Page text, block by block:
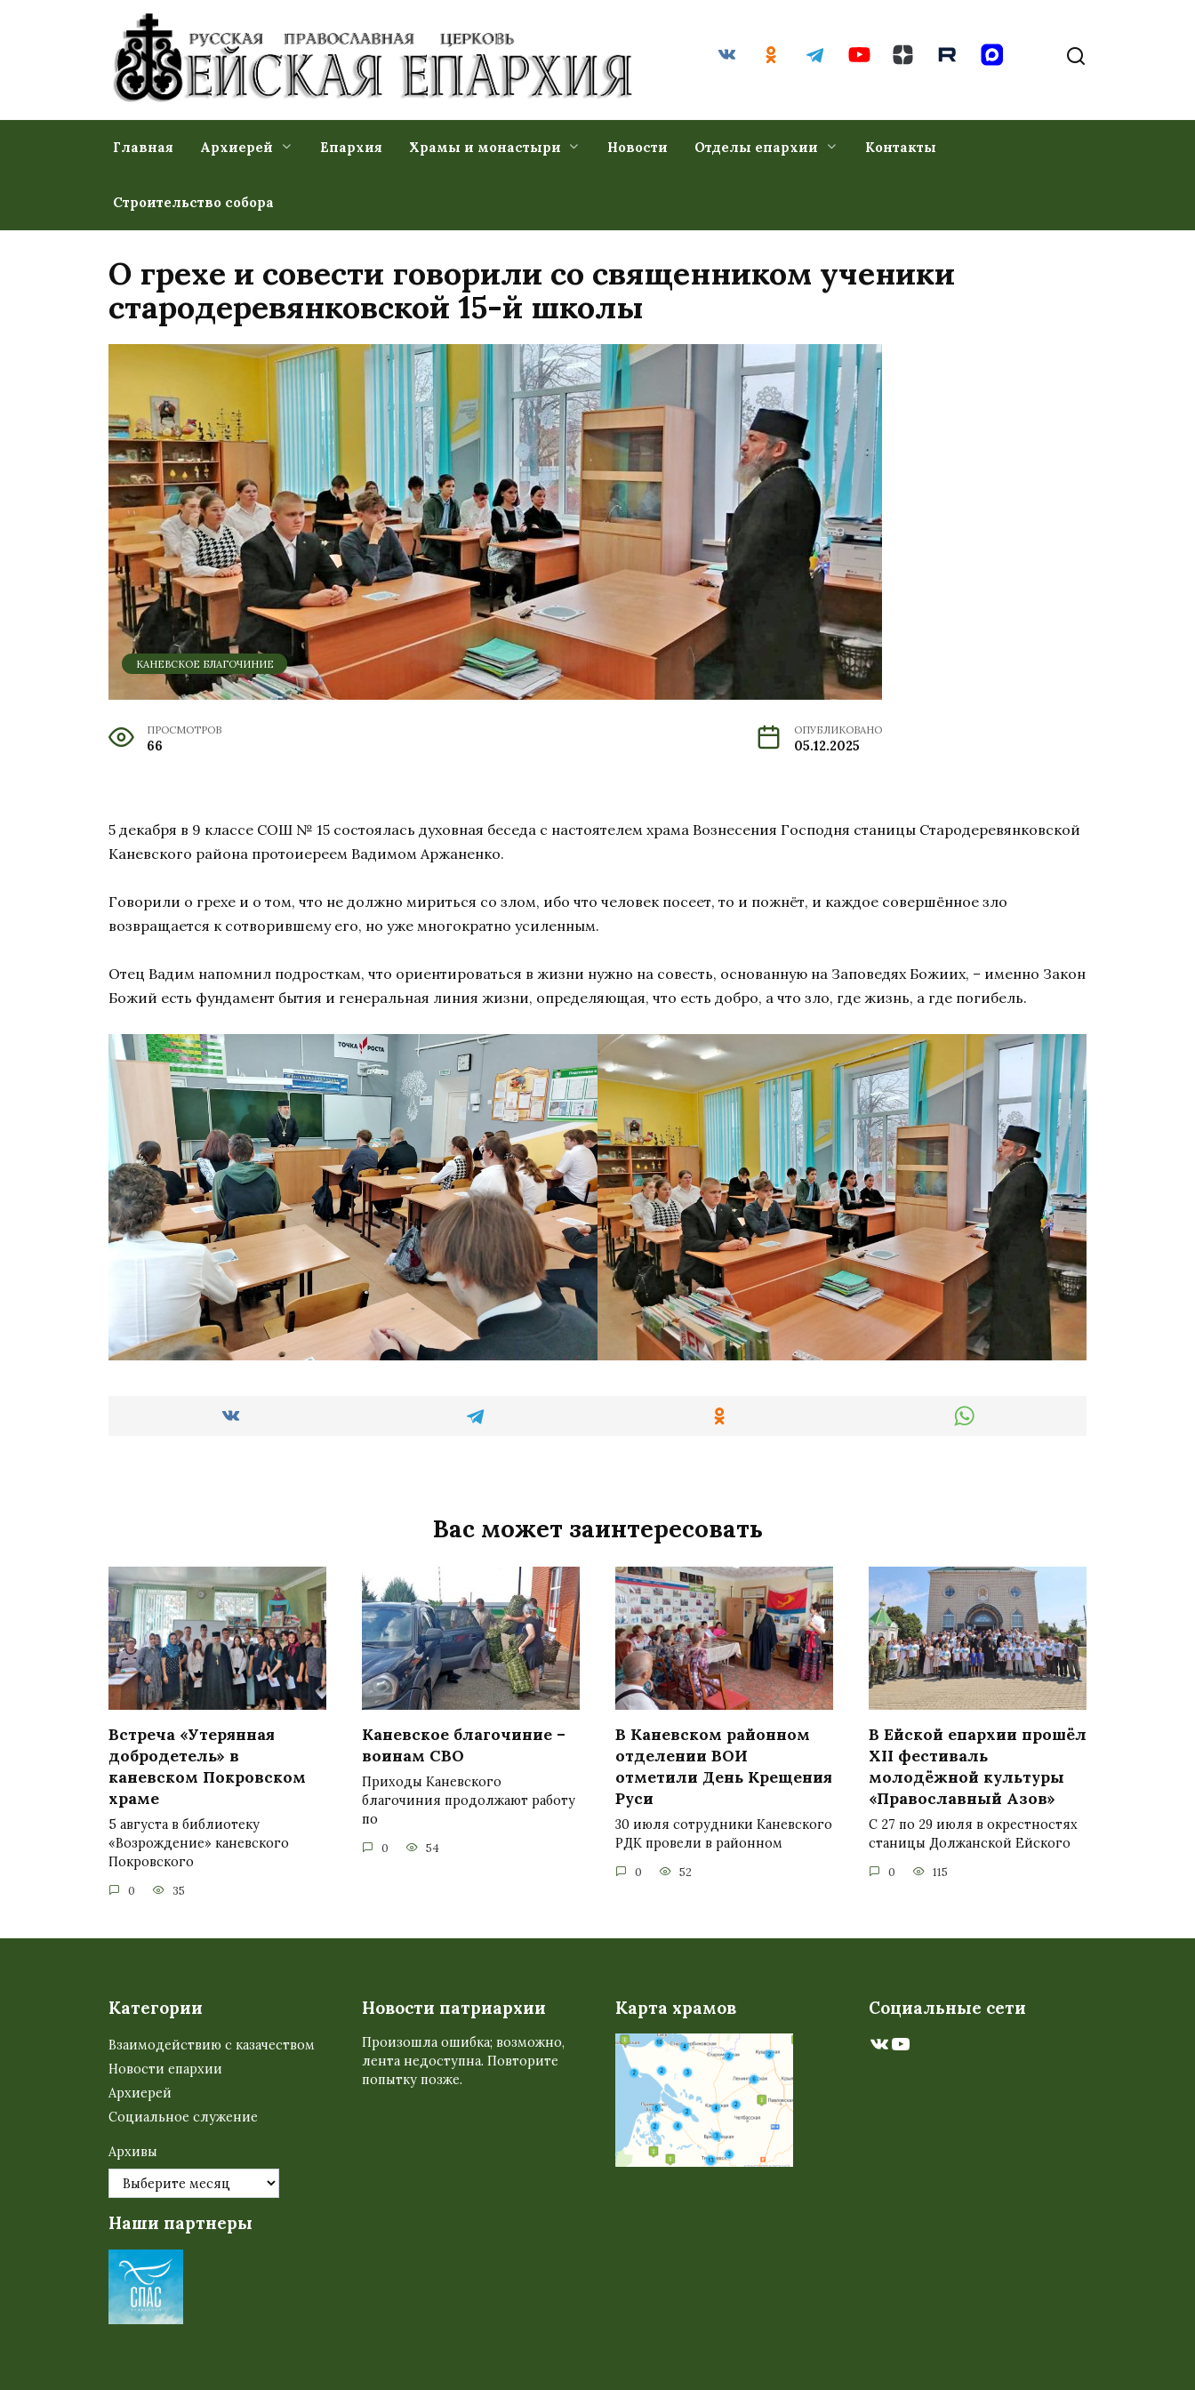
Главная Архиерей Епархия Храмы и монастыри Новости Отделы епархии Контакты
Строительство собора
О грехе и совести говорили со священником ученики
стародеревянковской 15-й школы
КАНЕВСКОЕ БЛАГОЧИНИЕ
ПРОСМОТРОВ
66
ОПУБЛИКОВАНО
05.12.2025
5 декабря в 9 классе СОШ № 15 состоялась духовная беседа с настоятелем храма Вознесения Господня станицы Стародеревянковской
Каневского района протоиереем Вадимом Аржаненко.
Говорили о грехе и о том, что не должно мириться со злом, ибо что человек посеет, то и пожнёт, и каждое совершённое зло
возвращается к сотворившему его, но уже многократно усиленным.
Отец Вадим напомнил подросткам, что ориентироваться в жизни нужно на совесть, основанную на Заповедях Божиих, – именно Закон
Божий есть фундамент бытия и генеральная линия жизни, определяющая, что есть добро, а что зло, где жизнь, а где погибель.
Вас может заинтересовать
Встреча «Утерянная
добродетель» в
каневском Покровском
храме
5 августа в библиотеку
«Возрождение» каневского
Покровского
0 35
Каневское благочиние –
воинам СВО
Приходы Каневского
благочиния продолжают работу
по
0 54
В Каневском районном
отделении ВОИ
отметили День Крещения
Руси
30 июля сотрудники Каневского
РДК провели в районном
0 52
В Ейской епархии прошёл
XII фестиваль
молодёжной культуры
«Православный Азов»
С 27 по 29 июля в окрестностях
станицы Должанской Ейского
0 115
Категории
Взаимодействию с казачеством
Новости епархии
Архиерей
Социальное служение
Архивы
Наши партнеры
Новости патриархии
Произошла ошибка; возможно,
лента недоступна. Повторите
попытку позже.
Карта храмов Социальные сети
ВКонтакте
YouTube